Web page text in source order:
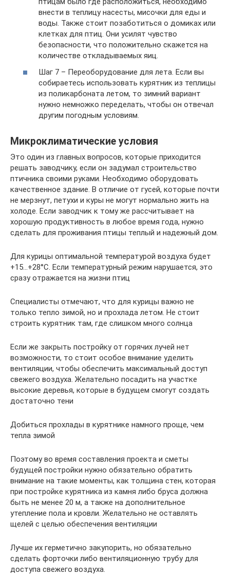
внести в теплицу насесты, мисочки для еды и
воды. Также стоит позаботиться о домиках или
клетках для птиц. Они усилят чувство
безопасности, что положительно скажется на
количестве откладываемых яиц.
Шаг 7 – Переоборудование для лета. Если вы
собираетесь использовать курятник из теплицы
из поликарбоната летом, то зимний вариант
нужно немножко переделать, чтобы он отвечал
другим погодным условиям.
Микроклиматические условия
Это один из главных вопросов, которые приходится
решать заводчику, если он задумал строительство
птичника своими руками. Необходимо оборудовать
качественное здание. В отличие от гусей, которые почти
не мерзнут, петухи и куры не могут нормально жить на
холоде. Если заводчик к тому же рассчитывает на
хорошую продуктивность в любое время года, нужно
сделать для проживания птицы теплый и надежный дом.
Для курицы оптимальной температурой воздуха будет
+15…+28°С. Если температурный режим нарушается, это
сразу отражается на жизни птиц
Специалисты отмечают, что для курицы важно не
только тепло зимой, но и прохлада летом. Не стоит
строить курятник там, где слишком много солнца
Если же закрыть постройку от горячих лучей нет
возможности, то стоит особое внимание уделить
вентиляции, чтобы обеспечить максимальный доступ
свежего воздуха. Желательно посадить на участке
высокие деревья, которые в будущем смогут создать
достаточно тени
Добиться прохлады в курятнике намного проще, чем
тепла зимой
Поэтому во время составления проекта и сметы
будущей постройки нужно обязательно обратить
внимание на такие моменты, как толщина стен, которая
при постройке курятника из камня либо бруса должна
быть не менее 20 м, а также на дополнительное
утепление пола и кровли. Желательно не оставлять
щелей с целью обеспечения вентиляции
Лучше их герметично закупорить, но обязательно
сделать форточки либо вентиляционную трубу для
доступа свежего воздуха.